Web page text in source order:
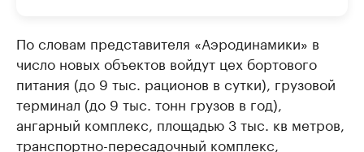
По словам представителя «Аэродинамики» в
число новых объектов войдут цех бортового
питания (до 9 тыс. рационов в сутки), грузовой
терминал (до 9 тыс. тонн грузов в год),
ангарный комплекс, площадью 3 тыс. кв метров,
транспортно-пересадочный комплекс,